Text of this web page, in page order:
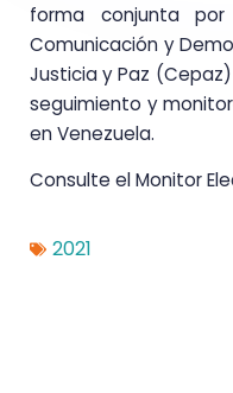
forma conjunta
Comunicación y
Justicia y Paz
seguimiento y
en Venezuela.
Consulte el Monitor
2021